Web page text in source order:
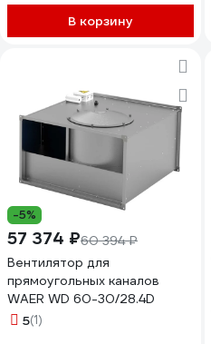
В корзину
-5%
57 374 ₽60 394 ₽
Вентилятор для
прямоугольных каналов
WAER WD 60-30/28.4D
5(1)